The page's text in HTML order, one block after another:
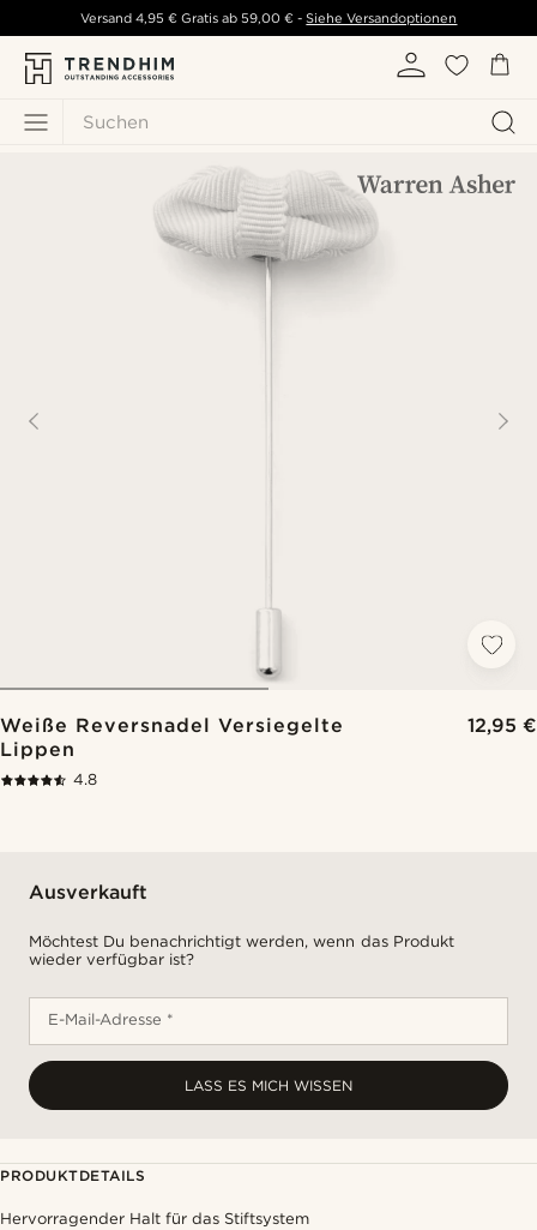
Suchen
Versand 4,95 € Gratis ab59,00 € - Siehe Versandoptionen
Weiße Reversnadel Versiegelte
Lippen
12,95 €
4.8
Ausverkauft
Möchtest Du benachrichtigt werden, wenn das Produkt
wieder verfügbar ist?
E-Mail-Adresse *
LASS ES MICH WISSEN
PRODUKTDETAILS
Hervorragender Halt für das Stiftsystem